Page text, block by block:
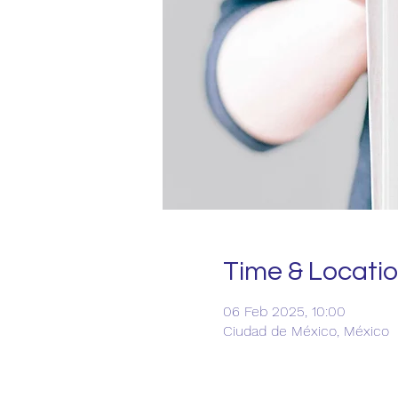
Time &
06 Feb 2025, 10:00
Ciudad de México, México